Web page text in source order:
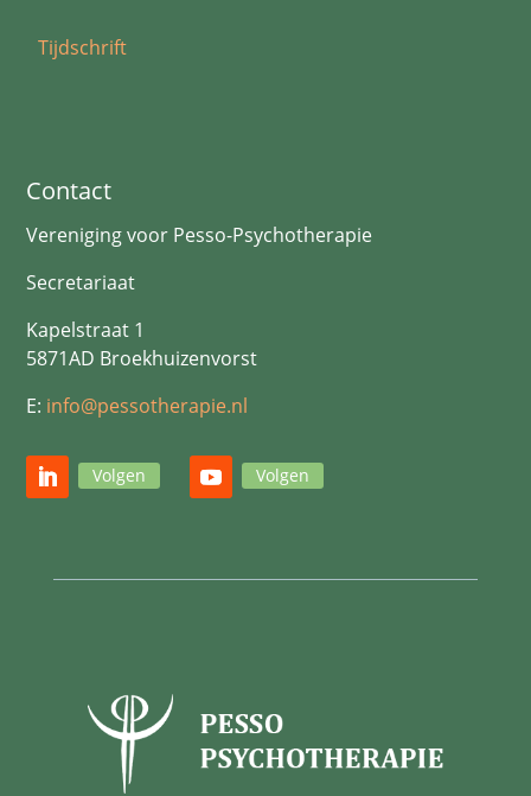
Tijdschrift
Contact
Vereniging voor Pesso-Psychotherapie
Secretariaat
Kapelstraat 1
5871AD Broekhuizenvorst
E: info@pessotherapie.nl
Volgen Volgen